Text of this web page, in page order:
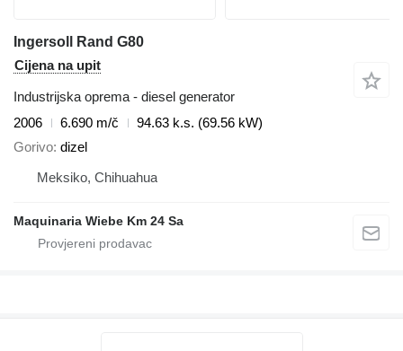
Ingersoll Rand G80
Cijena na upit
Industrijska oprema - diesel generator
2006
6.690 m/č
94.63 k.s. (69.56 kW)
Gorivo dizel
Meksiko, Chihuahua
Maquinaria Wiebe Km 24 Sa